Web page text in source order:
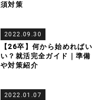
須対策
2022.09.30
【26卒】何から始めればい
い？就活完全ガイド｜準備
や対策紹介
2022.01.07